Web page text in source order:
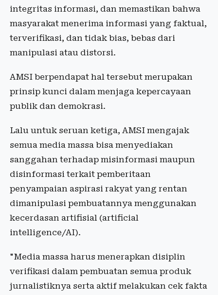
integritas informasi, dan memastikan bahwa
masyarakat menerima informasi yang faktual,
terverifikasi, dan tidak bias, bebas dari
manipulasi atau distorsi.
AMSI berpendapat hal tersebut merupakan
prinsip kunci dalam menjaga kepercayaan
publik dan demokrasi.
Lalu untuk seruan ketiga, AMSI mengajak
semua media massa bisa menyediakan
sanggahan terhadap misinformasi maupun
disinformasi terkait pemberitaan
penyampaian aspirasi rakyat yang rentan
dimanipulasi pembuatannya menggunakan
kecerdasan artifisial (artificial
intelligence/AI).
"Media massa harus menerapkan disiplin
verifikasi dalam pembuatan semua produk
jurnalistiknya serta aktif melakukan cek fakta